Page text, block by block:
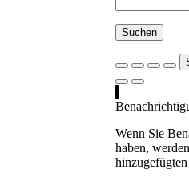
Suchen
Wenn Sie
haben,